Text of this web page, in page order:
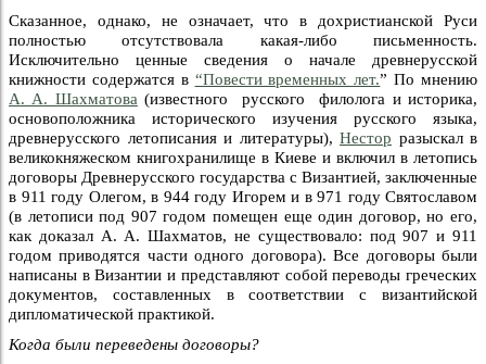
Сказанное, однако, не означает, что в дохристианской Руси
полностью отсутствовала какая-либо письменность.
Исключительно ценные сведения о начале древнерусской
книжности содержатся в “Повести временных лет.” По мнению
А. А. Шахматова (известного русского филолога и историка,
основоположника исторического изучения русского языка,
древнерусского летописания и литературы), Нестор разыскал в
великокняжеском книгохранилище в Киеве и включил в летопись
договоры Древнерусского государства с Византией, заключенные
в 911 году Олегом, в 944 году Игорем и в 971 году Святославом
(в летописи под 907 годом помещен еще один договор, но его,
как доказал А. А. Шахматов, не существовало: под 907 и 911
годом приводятся части одного договора). Все договоры были
написаны в Византии и представляют собой переводы греческих
документов, составленных в соответствии с византийской
дипломатической практикой.
Когда были переведены договоры?